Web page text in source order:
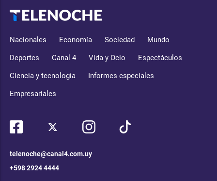
Nacionales Economía Sociedad Mundo
Deportes Canal 4 Vida y Ocio Espectáculos
Ciencia y tecnología Informes especiales
Empresariales
telenoche@canal4.com.uy
+598 2924 4444